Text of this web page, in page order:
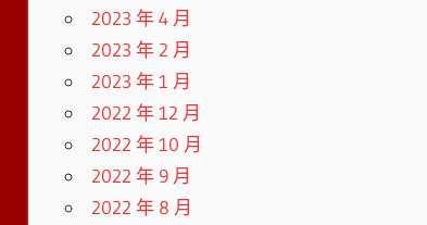
2023 年 4 月
2023 年 2 月
2023 年 1 月
2022 年 12 月
2022 年 10 月
2022 年 9 月
2022 年 8 月